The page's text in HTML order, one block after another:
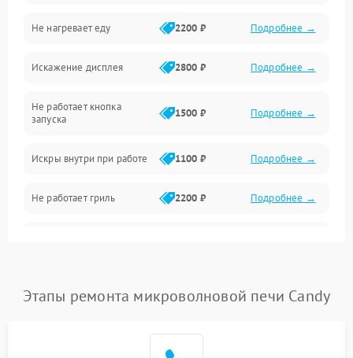
Механические повреждения
Питание и запуск
Нагрев и приготовление
Программное обеспечение
Не нагревает еду 2200 ₽ Подробнее →
Искажение дисплея 2800 ₽ Подробнее →
Не работает кнопка
запуска
1500 ₽ Подробнее →
Искры внутри при работе 1100 ₽ Подробнее →
Не работает гриль 2200 ₽ Подробнее →
Подробнее →
Этапы ремонта микроволновой печи Candy